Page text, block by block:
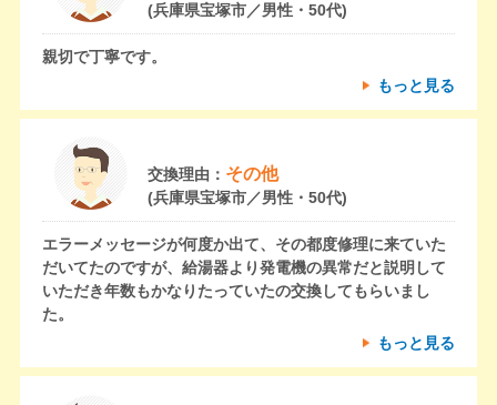
(兵庫県宝塚市／男性・50代)
親切で丁寧です。
もっと見る
交換理由： その他
(兵庫県宝塚市／男性・50代)
エラーメッセージが何度か出て、その都度修理に来ていた
だいてたのですが、給湯器より発電機の異常だと説明して
いただき年数もかなりたっていたの交換してもらいまし
た。
もっと見る